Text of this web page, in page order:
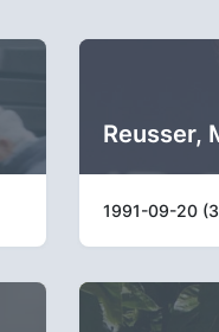
Reusser,
1991-09-20